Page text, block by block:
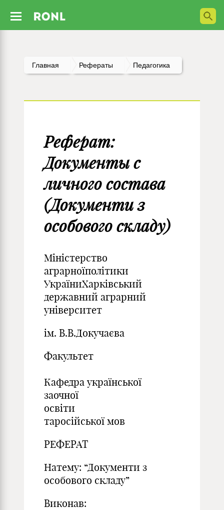
Главная Рефераты Педагогика
Реферат:
Документы с
личного состава
(Документи з
особового складу)
Міністерство
аграрноїполітики
УкраїниХарківський
державний аграрний
університет
ім. В.В.Докучаєва
Факультет
Кафедра української
заочної
освіти
таросійської мов
РЕФЕРАТ
Натему: “Документи з
особового складу”
Виконав: